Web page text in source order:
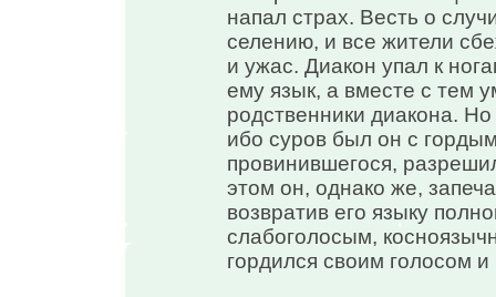
напал страх. Весть о
селению, и все жители
и ужас. Диакон упал к
ему язык, а вместе с тем
родственники диакона.
ибо суров был он с
провинившегося,
этом он, однако же,
возвратив его языку
слабоголосым,
гордился своим голосом